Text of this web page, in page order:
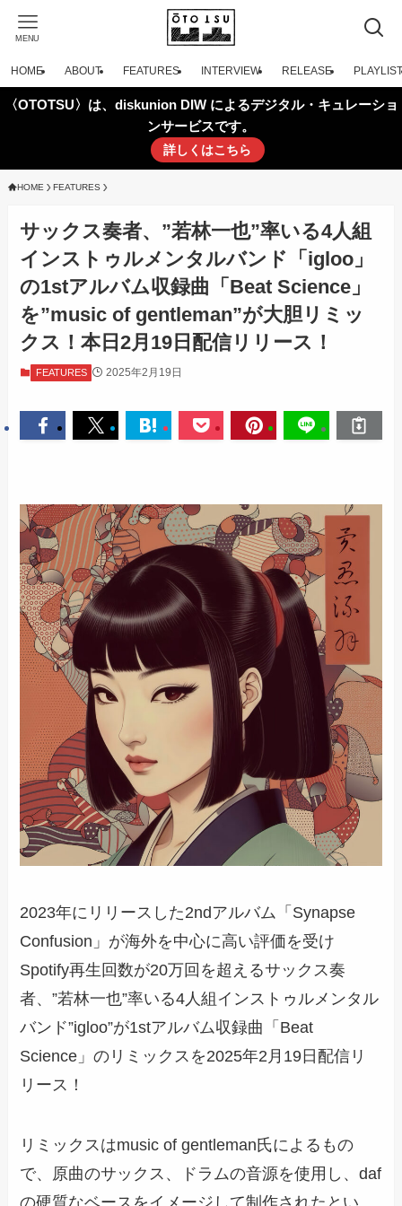
MENU
HOME ABOUT FEATURES INTERVIEW RELEASE PLAYLIST
〈OTOTSU〉は、diskunion DIW によるデジタル・キュレーショ
ンサービスです。
詳しくはこちら
HOME FEATURES
サックス奏者、”若林一也”率いる4人組
インストゥルメンタルバンド「igloo」
の1stアルバム収録曲「Beat Science」
を”music of gentleman”が大胆リミッ
クス！本日2月19日配信リリース！
FEATURES 2025年2月19日
2023年にリリースした2ndアルバム「Synapse
Confusion」が海外を中心に高い評価を受け
Spotify再生回数が20万回を超えるサックス奏
者、”若林一也”率いる4人組インストゥルメンタル
バンド”igloo”が1stアルバム収録曲「Beat
Science」のリミックスを2025年2月19日配信リ
リース！
リミックスはmusic of gentleman氏によるもの
で、原曲のサックス、ドラムの音源を使用し、daf